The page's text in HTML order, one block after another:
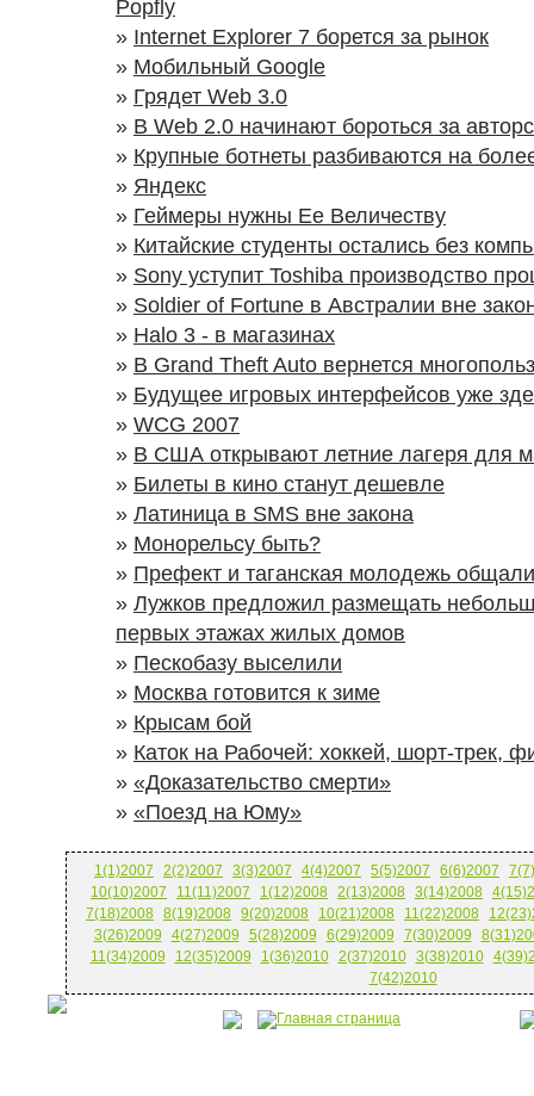
Popfly
» Internet Explorer 7 борется за рынок
» Мобильный Google
» Грядет Web 3.0
» В Web 2.0 начинают бороться за
» Крупные ботнеты разбиваются на
» Яндекс
» Геймеры нужны Ее Величеству
» Китайские студенты остались без
» Sony уступит Toshiba производство
» Soldier of Fortune в Австралии вне
» Halo 3 - в магазинах
» В Grand Theft Auto вернется
» Будущее игровых интерфейсов уже
» WCG 2007
» В США открывают летние лагеря для
» Билеты в кино станут дешевле
» Латиница в SMS вне закона
» Монорельсу быть?
» Префект и таганская молодежь
» Лужков предложил размещать
первых этажах жилых домов
» Пескобазу выселили
» Москва готовится к зиме
» Крысам бой
» Каток на Рабочей: хоккей, шорт-трек,
» «Доказательство смерти»
» «Поезд на Юму»
1(1)2007 2(2)2007 3(3)2007 4(4)2007 5(5)2007 6(6)2007
10(10)2007
11(11)2007 1(12)2008 2(13)2008 3(14)2008
7(18)2008 8(19)2008 9(20)2008 10(21)2008 11(22)2008
3(26)2009
4(27)2009 5(28)2009 6(29)2009 7(30)2009
11(34)2009
12(35)2009 1(36)2010 2(37)2010 3(38)2010
7(42)2010